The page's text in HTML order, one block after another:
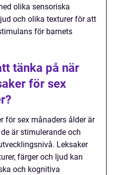
olika sensoriska
och olika texturer för att
för barnets
tänka på när
för sex
för sex månaders ålder är
är stimulerande och
Leksaker
färger och ljud kan
och kognitiva